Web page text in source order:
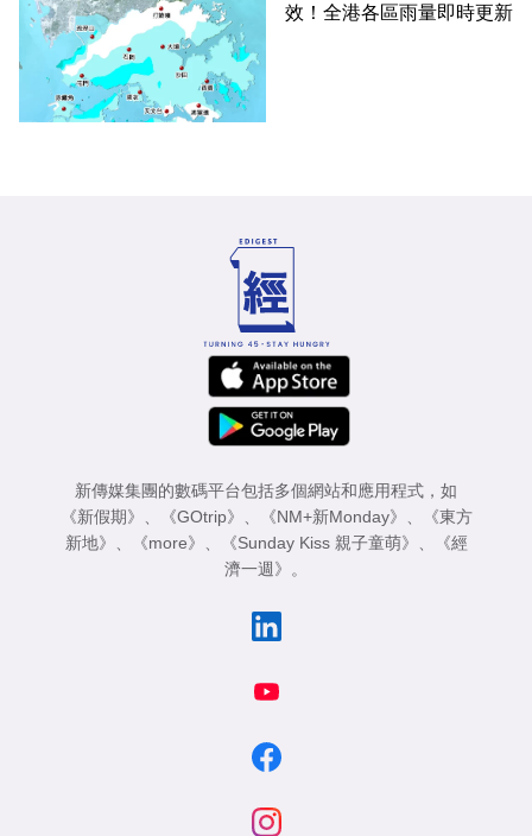
效！全港各區雨量即時更新
新傳媒集團的數碼平台包括多個網站和應用程式，如
《新假期》 、 《GOtrip》 、 《NM+新Monday》 、
《東方
新地》 、 《more》 、 《Sunday Kiss 親子童萌》 、
《經
濟一週》 。